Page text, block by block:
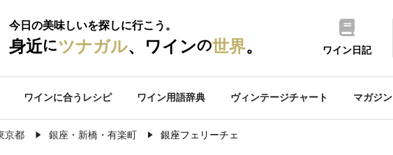
今日の美味しいを探しに行こう。
身近にツナガル、ワインの世界。 ワイン日記
ワインに合うレシピ ワイン用語辞典 ヴィンテージチャート マガジン
京都 銀座・新橋・有楽町 銀座フェリーチェ